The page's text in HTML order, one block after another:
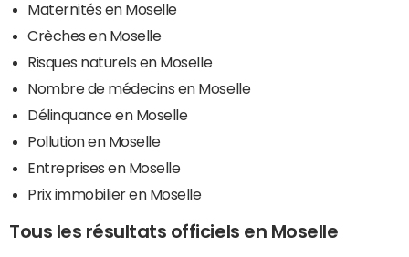
Maternités en Moselle
Crèches en Moselle
Risques naturels en Moselle
Nombre de médecins en Moselle
Délinquance en Moselle
Pollution en Moselle
Entreprises en Moselle
Prix immobilier en Moselle
Tous les résultats officiels en Moselle